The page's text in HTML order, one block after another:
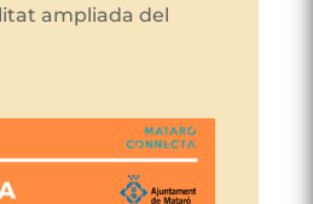
ampliada del